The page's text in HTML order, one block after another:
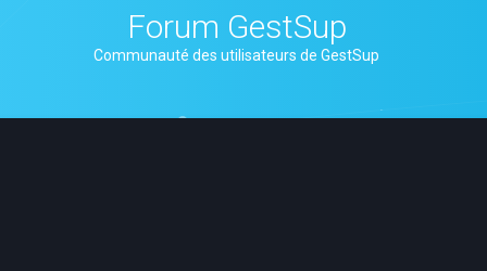
Forum GestSup
Communauté des utilisateurs de GestSup